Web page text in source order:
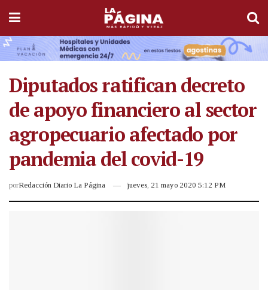
Diputados ratifican decreto
de apoyo financiero al sector
agropecuario afectado por
pandemia del covid-19
porRedacción Diario La Página jueves, 21 mayo 2020 5:12 PM